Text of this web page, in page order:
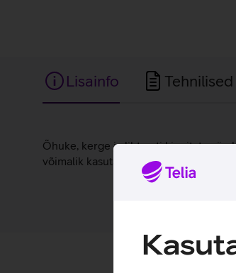
Lisainfo
Lisainfo
Õhuke, kerge ja lihtsasti kinnitatav
võimalik kasutada Qi või MagSafe